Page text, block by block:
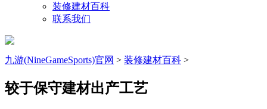
装修建材百科
联系我们
九游(NineGameSports)官网 > 装修建材百科 >
较于保守建材出产工艺